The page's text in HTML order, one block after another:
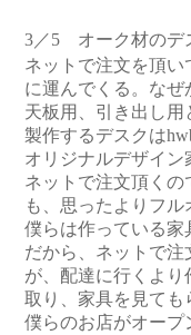
3／5 オーク材のデ
ネットで注文を頂
に運んでくる。な
天板用、引き出し用
製作するデスクは
オリジナルデザイン
ネットで注文頂く
も、思ったよりフル
僕らは作っている家
だから、ネットで
が、配達に行くよ
取り、家具を見ても
僕らのお店がオープ